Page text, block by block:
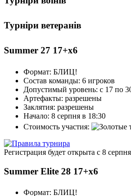
Турніри ветеранів
Summer 27 17+х6
Формат: БЛИЦ!
Состав команды: 6 игроков
Допустимый уровень: с 17 по
Артефакты: разрешены
Заклятия: разрешены
Начало: 8 серпня в 18:30
Стоимость участия:
Регистрация будет открыта с 8
Summer Elite 28 17+х6
Формат: БЛИЦ!